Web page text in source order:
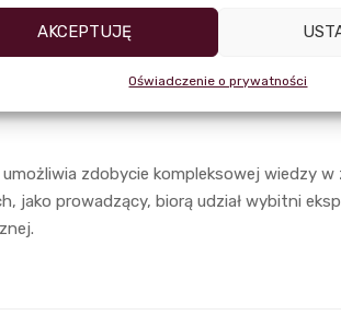
AKCEPTUJĘ
Oświadczenie o prywatności
Banków Polskich. Chcąc sprostać
musimy nieustannie śledzić
jest to proste, stąd pomysł na
zdobycie kompleksowej wiedzy
jako prowadzący, biorą udział wybitni